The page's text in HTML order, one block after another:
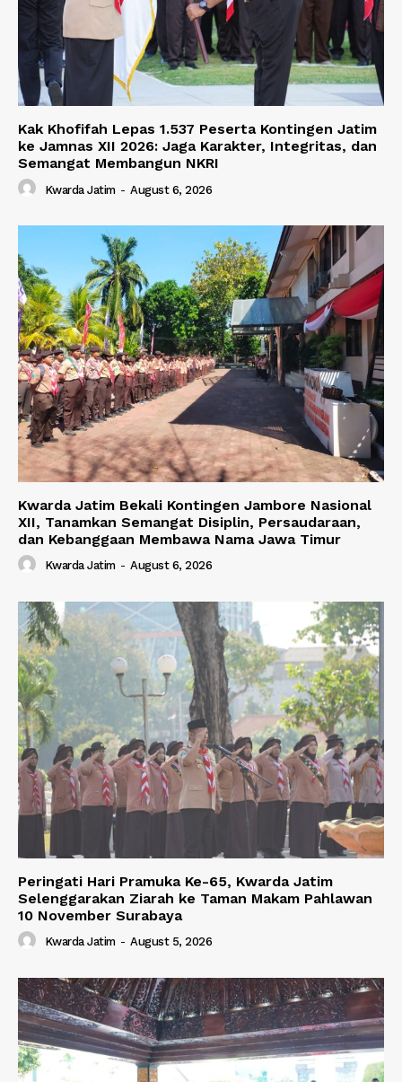
Kak Khofifah Lepas 1.537 Peserta Kontingen Jatim
ke Jamnas XII 2026: Jaga Karakter, Integritas, dan
Semangat Membangun NKRI
Kwarda Jatim - August 6, 2026
Kwarda Jatim Bekali Kontingen Jambore Nasional
XII, Tanamkan Semangat Disiplin, Persaudaraan,
dan Kebanggaan Membawa Nama Jawa Timur
Kwarda Jatim - August 6, 2026
Peringati Hari Pramuka Ke-65, Kwarda Jatim
Selenggarakan Ziarah ke Taman Makam Pahlawan
10 November Surabaya
Kwarda Jatim - August 5, 2026